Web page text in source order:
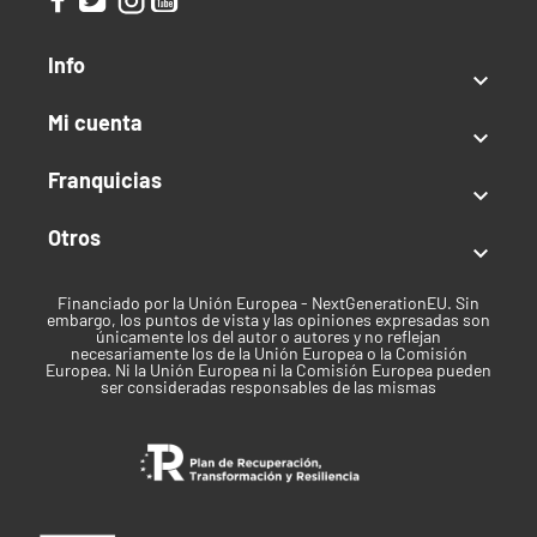
Autofloreciente
Recreativo
Clima
Tiempo de cosecha
Agosto
Dutch Passion
Info

Mi cuenta

Franquicias

Otros

Financiado por la Unión Europea - NextGenerationEU. Sin
embargo, los puntos de vista y las opiniones expresadas son
únicamente los del autor o autores y no reflejan
necesariamente los de la Unión Europea o la Comisión
Europea. Ni la Unión Europea ni la Comisión Europea pueden
ser consideradas responsables de las mismas